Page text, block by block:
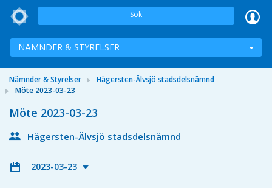
Sök
NÄMNDER & STYRELSER
Nämnder & Styrelser
Hägersten-Älvsjö stadsdelsnämnd
Möte 2023-03-23
Möte 2023-03-23
Hägersten-Älvsjö stadsdelsnämnd
2023-03-23